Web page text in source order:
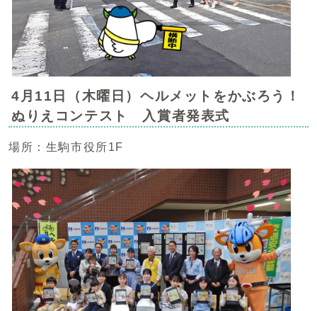
4月11日（木曜日）ヘルメットをかぶろう！
ぬりえコンテスト 入賞者発表式
場所：生駒市役所1F